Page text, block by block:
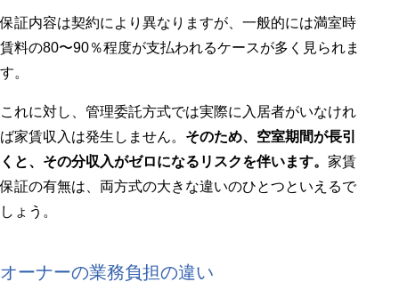
保証内容は契約により異なりますが、一般的には満室時
賃料の80〜90％程度が支払われるケースが多く見られま
す。
これに対し、管理委託方式では実際に入居者がいなけれ
ば家賃収入は発生しません。 そのため、空室期間が長引
くと、その分収入がゼロになるリスクを伴います。 家賃
保証の有無は、両方式の大きな違いのひとつといえるで
しょう。
オーナーの業務負担の違い